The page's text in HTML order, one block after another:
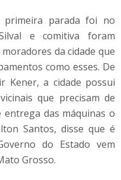
primeira parada foi no
e comitiva foram
da cidade que
como esses. De
Kener, a cidade possui
que precisam de
das máquinas o
Santos, disse que é
do Estado vem
Grosso.